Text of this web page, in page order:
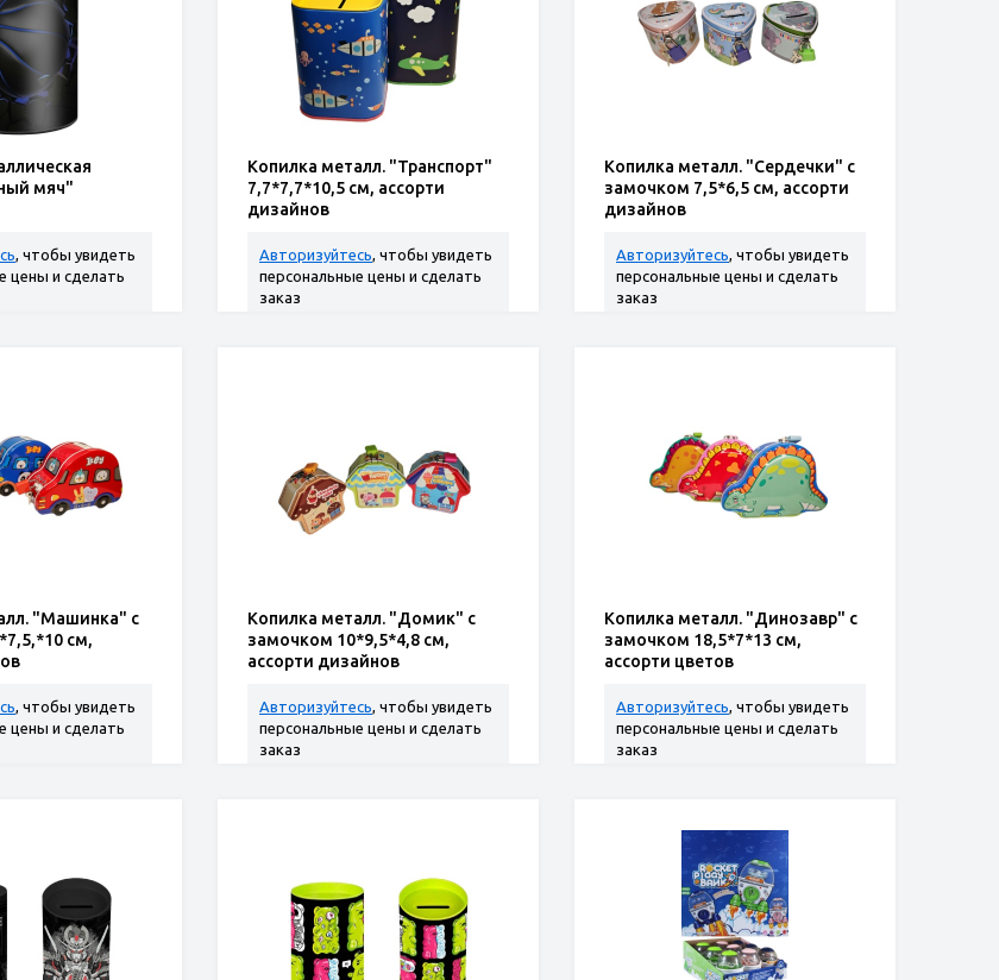
мяч"
, чтобы увидеть
цены и сделать
Копилка металл. "Транспорт"
7,7*7,7*10,5 см, ассорти
дизайнов
Авторизуйтесь, чтобы увидеть
персональные цены и сделать
заказ
Копилка металл. "Сердечки" с
замочком 7,5*6,5 см, ассорти
дизайнов
Авторизуйтесь, чтобы увидеть
персональные цены и сделать
заказ
"Машинка" с
см,
, чтобы увидеть
цены и сделать
Копилка металл. "Домик" с
замочком 10*9,5*4,8 см,
ассорти дизайнов
Авторизуйтесь, чтобы увидеть
персональные цены и сделать
заказ
Копилка металл. "Динозавр" с
замочком 18,5*7*13 см,
ассорти цветов
Авторизуйтесь, чтобы увидеть
персональные цены и сделать
заказ